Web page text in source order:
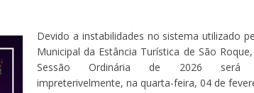
Devido a instabilidades no sistema utilizado
Municipal da Estância Turística de São
Sessão Ordinária de 2026 será
impreterivelmente, na quarta-feira, 04 de